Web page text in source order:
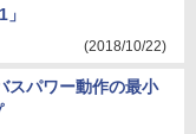
(2018/10/22)
スパワー動作の最小